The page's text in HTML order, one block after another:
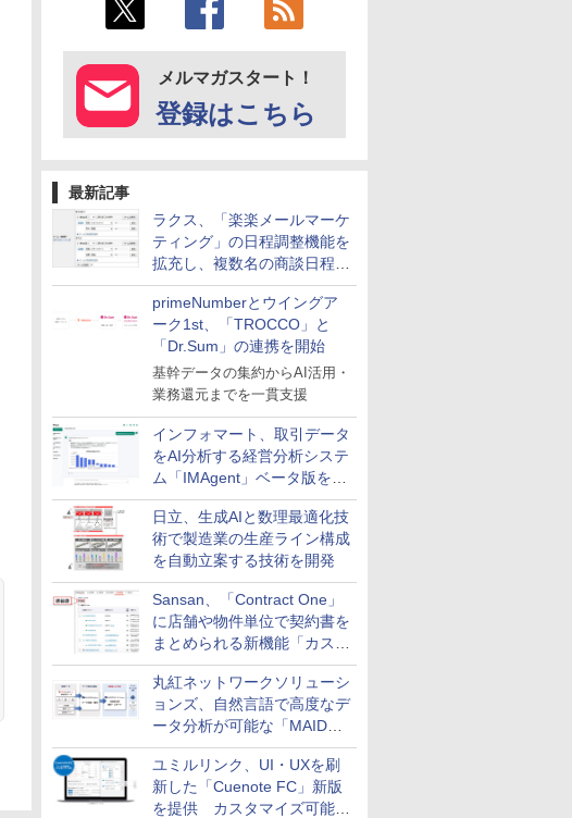
メルマガスタート！
登録はこちら
最新記事
ラクス、「楽楽メールマーケ
ティング」の日程調整機能を
拡充し、複数名の商談日程調
整を効率化
primeNumberとウイングア
ーク1st、「TROCCO」と
「Dr.Sum」の連携を開始
基幹データの集約からAI活用・
業務還元までを一貫支援
インフォマート、取引データ
をAI分析する経営分析システ
ム「IMAgent」ベータ版を提
供
日立、生成AIと数理最適化技
術で製造業の生産ライン構成
を自動立案する技術を開発
Sansan、「Contract One」
に店舗や物件単位で契約書を
まとめられる新機能「カスタ
ム契約ツリー」を追加
丸紅ネットワークソリューシ
ョンズ、自然言語で高度なデ
ータ分析が可能な「MAIDOA
AI ASSIST」を9月より提供
ユミルリンク、UI・UXを刷
新した「Cuenote FC」新版
を提供 カスタマイズ可能な